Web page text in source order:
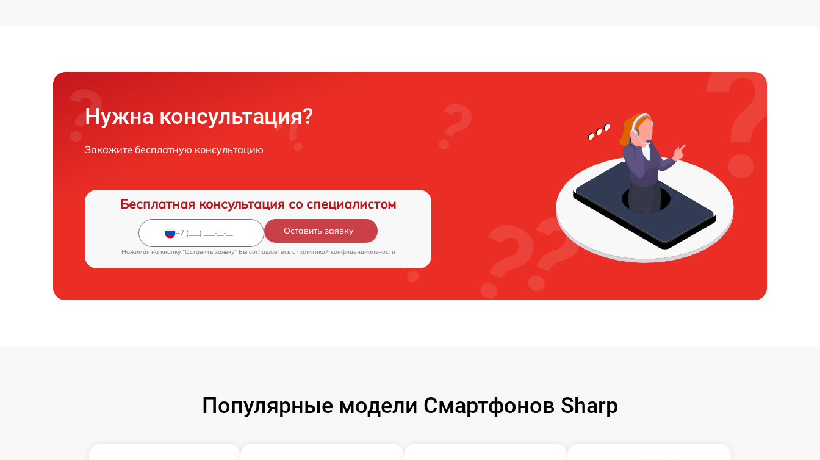
Нужна консультация?
Закажите бесплатную консультацию
Бесплатная консультация со специалистом
Оставить заявку
Нажимая на кнопку "Оставить заявку" Вы соглашаетесь c политикой конфиденциальности
Популярные модели Смартфонов Sharp